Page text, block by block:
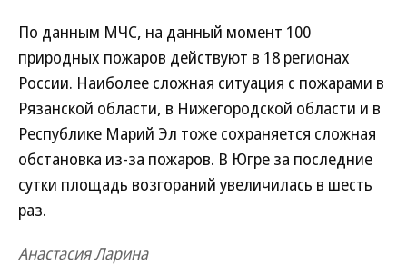
По данным МЧС, на данный момент 100
природных пожаров действуют в 18 регионах
России. Наиболее сложная ситуация с пожарами в
Рязанской области, в Нижегородской области и в
Республике Марий Эл тоже сохраняется сложная
обстановка из-за пожаров. В Югре за последние
сутки площадь возгораний увеличилась в шесть
раз.
Анастасия Ларина